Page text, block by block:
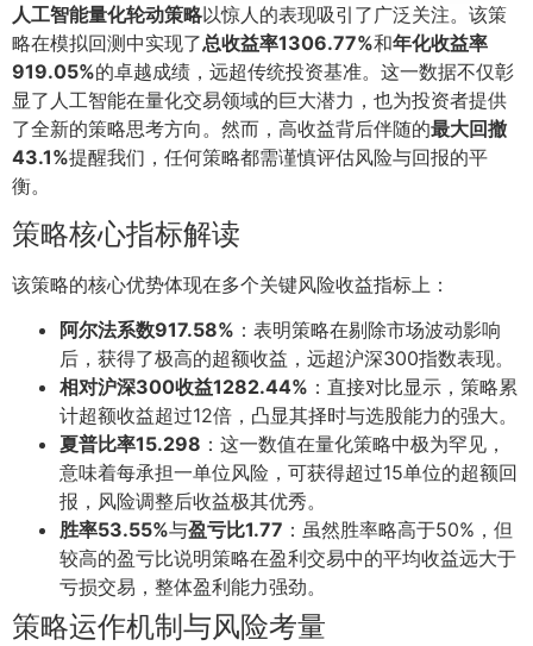
人工智能量化轮动策略以惊人的表现吸引了广泛关注。该策
略在模拟回测中实现了总收益率1306.77%和年化收益率
919.05%的卓越成绩，远超传统投资基准。这一数据不仅彰
显了人工智能在量化交易领域的巨大潜力，也为投资者提供
了全新的策略思考方向。然而，高收益背后伴随的最大回撤
43.1%提醒我们，任何策略都需谨慎评估风险与回报的平
衡。
策略核心指标解读
该策略的核心优势体现在多个关键风险收益指标上：
阿尔法系数917.58% ：表明策略在剔除市场波动影响
后，获得了极高的超额收益，远超沪深300指数表现。
相对沪深300收益1282.44% ：直接对比显示，策略累
计超额收益超过12倍，凸显其择时与选股能力的强大。
夏普比率15.298 ：这一数值在量化策略中极为罕见，
意味着每承担一单位风险，可获得超过15单位的超额回
报，风险调整后收益极其优秀。
胜率53.55%与盈亏比1.77 ：虽然胜率略高于50%，但
较高的盈亏比说明策略在盈利交易中的平均收益远大于
亏损交易，整体盈利能力强劲。
策略运作机制与风险考量